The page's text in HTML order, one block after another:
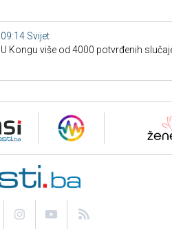
09:14 Svijet
U Kongu više od 4000 potvrđenih